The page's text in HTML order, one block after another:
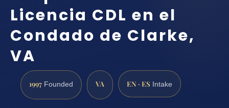
Licencia CDL en el
Condado de Clarke,
VA
1997 Founded VA EN · ES Intake